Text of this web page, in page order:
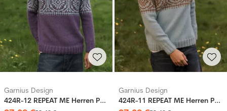
Garnius Design
424R-12 REPEAT ME Herren Pullover
Garnius Design
424R-11 REPEAT ME Herren Pullover